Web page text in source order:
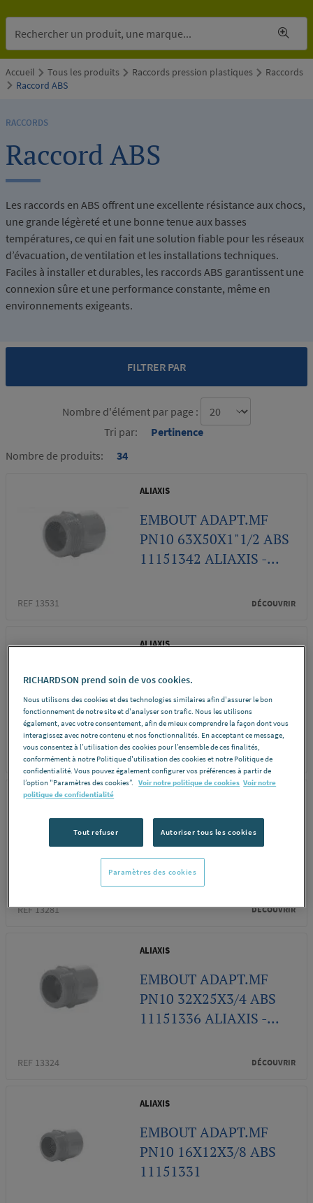
Accueil Tous les produits Raccords pression plastiques
Raccords
Raccord ABS
RACCORDS
Raccord ABS
Les raccords en ABS offrent une excellente résistance aux chocs,
une grande légèreté et une bonne tenue aux basses
températures, ce qui en fait une solution fiable pour les réseaux
d’évacuation, de ventilation et les installations techniques.
Faciles à installer et durables, les raccords ABS garantissent une
connexion sûre et une performance constante, même en
environnements exigeants.
FILTRER PAR
Nombre de produits: 34
Nombre d'élément par page :
Tri par:
Pertinence
ALIAXIS
EMBOUT ADAPT.MF
PN10 63X50X1"1/2 ABS
11151342 ALIAXIS -...
REF 13531 DÉCOUVRIR
ALIAXIS
EMBOUT ADAPT.MF
PN10 25X20X1/2 ABS
11151334
REF 00687 DÉCOUVRIR
REDUCTION SPLE PN10
MF 50X40 ABS
11109427 ALIAXIS -...
REF 13281 DÉCOUVRIR
ALIAXIS
EMBOUT ADAPT.MF
PN10 32X25X3/4 ABS
11151336 ALIAXIS -...
REF 13324 DÉCOUVRIR
ALIAXIS
EMBOUT ADAPT.MF
PN10 16X12X3/8 ABS
11151331
RICHARDSON prend soin de vos cookies.
Nous utilisons des cookies et des technologies similaires afin d'assurer le bon
fonctionnement de notre site et d'analyser son trafic. Nous les utilisons
également, avec votre consentement, afin de mieux comprendre la façon dont vous
interagissez avec notre contenu et nos fonctionnalités. En acceptant ce message,
vous consentez à l’utilisation des cookies pour l’ensemble de ces finalités,
conformément à notre Politique d'utilisation des cookies et notre Politique de
confidentialité. Vous pouvez également configurer vos préférences à partir de
l’option "Paramètres des cookies”. Voir notre politique de cookies Voir notre
politique de confidentialité
Tout refuser Autoriser tous les cookies
Paramètres des cookies